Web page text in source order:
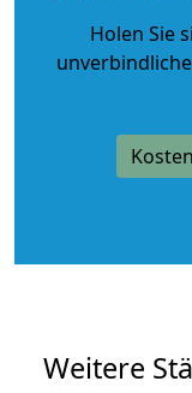
Holen Sie
Weitere